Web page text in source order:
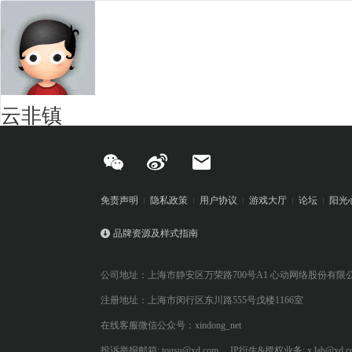
云非镇
免责声明 隐私政策 用户协议 游戏大厅 论坛 阳光
品牌资源及样式指南
公司地址：上海市静安区万荣路700号A1 心动网络股份有限
注册地址：上海市闵行区东川路555号戊楼1166室
在线客服微信公众号：xindong_net